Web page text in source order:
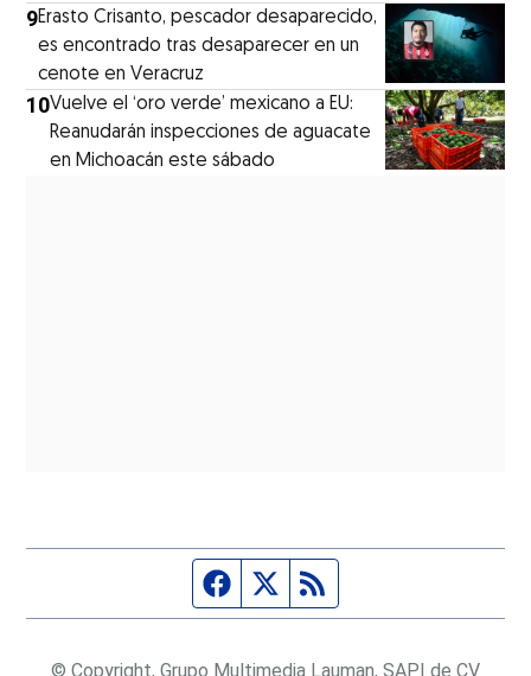
9Erasto Crisanto, pescador desaparecido,
es encontrado tras desaparecer en un
cenote en Veracruz
10Vuelve el ‘oro verde’ mexicano a EU:
Reanudarán inspecciones de aguacate
en Michoacán este sábado
Página de Facebook
Fuente Twitter
© Copyright, Grupo Multimedia Lauman, SAPI de CV